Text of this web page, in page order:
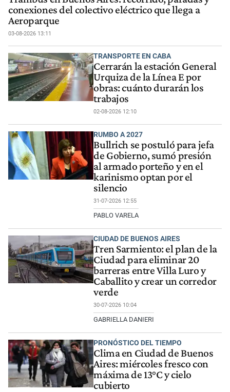
conexiones del colectivo eléctrico que llega a
Aeroparque
03-08-2026 13:11
TRANSPORTE EN CABA
Cerrarán la estación General
Urquiza de la Línea E por
obras: cuánto durarán los
trabajos
02-08-2026 12:10
RUMBO A 2027
Bullrich se postuló para jefa
de Gobierno, sumó presión
al armado porteño y en el
karinismo optan por el
silencio
31-07-2026 12:55
PABLO VARELA
CIUDAD DE BUENOS AIRES
Tren Sarmiento: el plan de la
Ciudad para eliminar 20
barreras entre Villa Luro y
Caballito y crear un corredor
verde
30-07-2026 10:04
GABRIELLA DANIERI
PRONÓSTICO DEL TIEMPO
Clima en Ciudad de Buenos
Aires: miércoles fresco con
máxima de 13°C y cielo
cubierto